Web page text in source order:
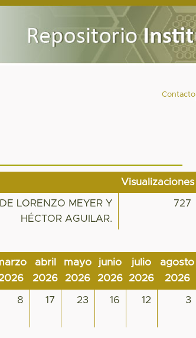
Contacto
Visualizaciones
LORENZO MEYER Y
HÉCTOR AGUILAR.
727
abril
2026
mayo
2026
junio
2026
julio
2026
agosto
2026
8 17 23 16 12 3